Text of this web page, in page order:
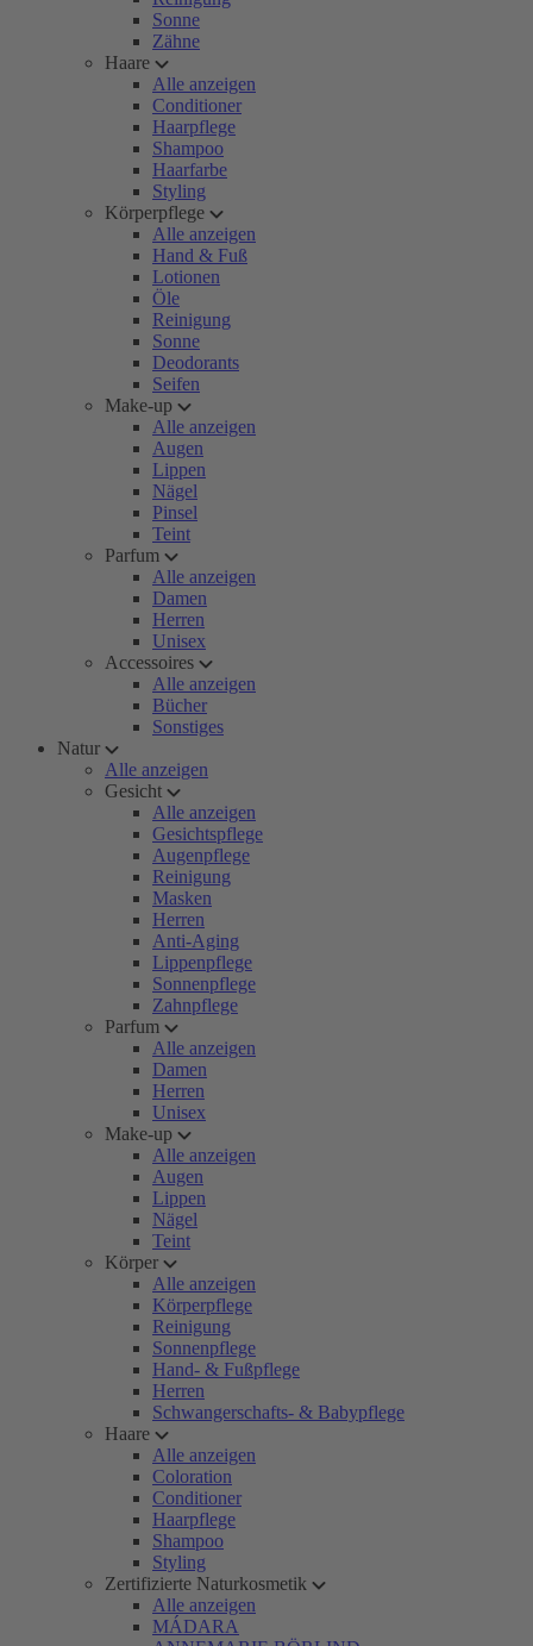
Sonne
Zähne
Haare
Alle anzeigen
Conditioner
Haarpflege
Shampoo
Haarfarbe
Styling
Körperpflege
Alle anzeigen
Hand & Fuß
Lotionen
Öle
Reinigung
Sonne
Deodorants
Seifen
Make-up
Alle anzeigen
Augen
Lippen
Nägel
Pinsel
Teint
Parfum
Alle anzeigen
Damen
Herren
Unisex
Accessoires
Alle anzeigen
Bücher
Sonstiges
Natur
Alle anzeigen
Gesicht
Alle anzeigen
Gesichtspflege
Augenpflege
Reinigung
Masken
Herren
Anti-Aging
Lippenpflege
Sonnenpflege
Zahnpflege
Parfum
Alle anzeigen
Damen
Herren
Unisex
Make-up
Alle anzeigen
Augen
Lippen
Nägel
Teint
Körper
Alle anzeigen
Körperpflege
Reinigung
Sonnenpflege
Hand- & Fußpflege
Herren
Schwangerschafts- & Babypflege
Haare
Alle anzeigen
Coloration
Conditioner
Haarpflege
Shampoo
Styling
Zertifizierte Naturkosmetik
Alle anzeigen
MÁDARA